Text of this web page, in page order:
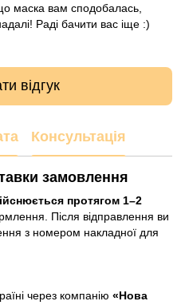
маска вам сподобалась,
Раді бачити вас іще :)
відгук
Консультація
замовлення
протягом 1–2
Після відправлення ви
з номером накладної для
через компанію «Нова